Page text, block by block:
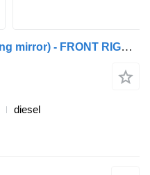
DAF Exterior Door mirror (wing mirror) - FRONT RIGHT E1020912 sidespejl til DAF LF lastbil
diesel